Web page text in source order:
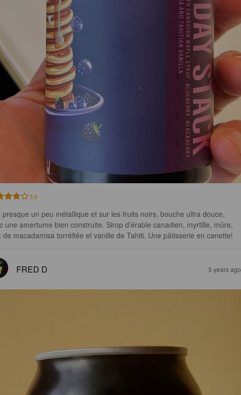
3.9
presque un peu métallique et sur les fruits noirs, bouche ultra douce,
une amertume bien construite. Sirop d’érable canadien, myrtille, mûre,
de macadamisa torréfiée et vanille de Tahiti. Une pâtisserie en canette!
FRED D 5 years ago